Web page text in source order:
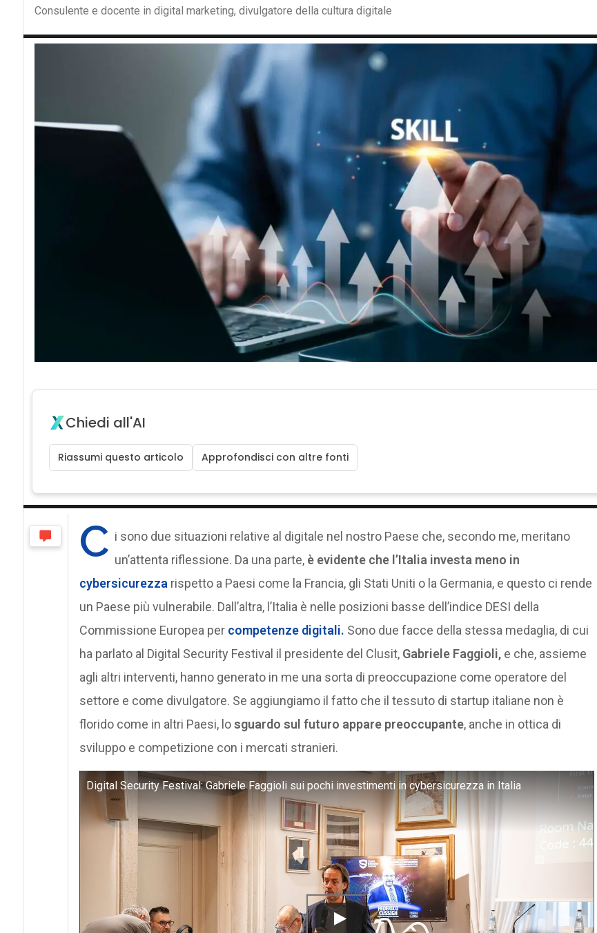
Consulente e docente in digital marketing, divulgatore della cultura digitale
Chiedi all'AI
Riassumi questo articolo Approfondisci con altre fonti
C i sono due situazioni relative al digitale nel nostro Paese che, secondo me, meritano
un’attenta riflessione. Da una parte, è evidente che l’Italia investa meno in
cybersicurezza rispetto a Paesi come la Francia, gli Stati Uniti o la Germania, e questo ci rende
un Paese più vulnerabile. Dall’altra, l’Italia è nelle posizioni basse dell’indice DESI della
Commissione Europea per competenze digitali. Sono due facce della stessa medaglia, di cui
ha parlato al Digital Security Festival il presidente del Clusit, Gabriele Faggioli,e che, assieme
agli altri interventi, hanno generato in me una sorta di preoccupazione come operatore del
settore e come divulgatore. Se aggiungiamo il fatto che il tessuto di startup italiane non è
florido come in altri Paesi, losguardo sul futuro appare preoccupante, anche in ottica di
sviluppo e competizione con i mercati stranieri.
Digital Security Festival: Gabriele Faggioli sui pochi investimenti in cybersicurezza in Italia
C
competenze digitali